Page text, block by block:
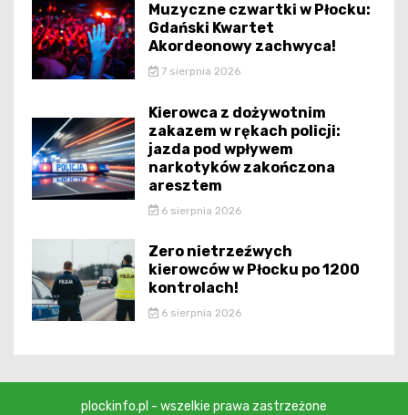
Muzyczne czwartki w Płocku:
Gdański Kwartet
Akordeonowy zachwyca!
7 sierpnia 2026
Kierowca z dożywotnim
zakazem w rękach policji:
jazda pod wpływem
narkotyków zakończona
aresztem
6 sierpnia 2026
Zero nietrzeźwych
kierowców w Płocku po 1200
kontrolach!
6 sierpnia 2026
plockinfo.pl - wszelkie prawa zastrzeżone